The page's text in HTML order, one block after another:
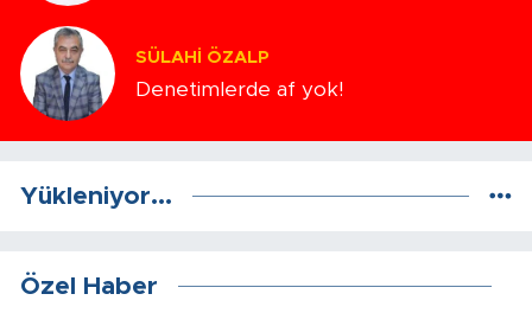
SÜLAHI ÖZALP
Denetimlerde af yok!
Yükleniyor...
Özel Haber